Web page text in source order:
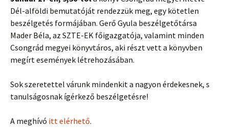
Dél-alföldi bemutatóját rendezzük meg, egy kötetlen
beszélgetés formájában. Gerő Gyula beszélgetőtársa
Mader Béla, az SZTE-EK főigazgatója, valamint minden
Csongrád megyei könyvtáros, aki részt vett a könyvben
megírt események létrehozásában.
Sok szeretettel várunk mindenkit a nagyon érdekesnek, s
tanulságosnak ígérkező beszélgetésre!
A meghívó itt elérhető.